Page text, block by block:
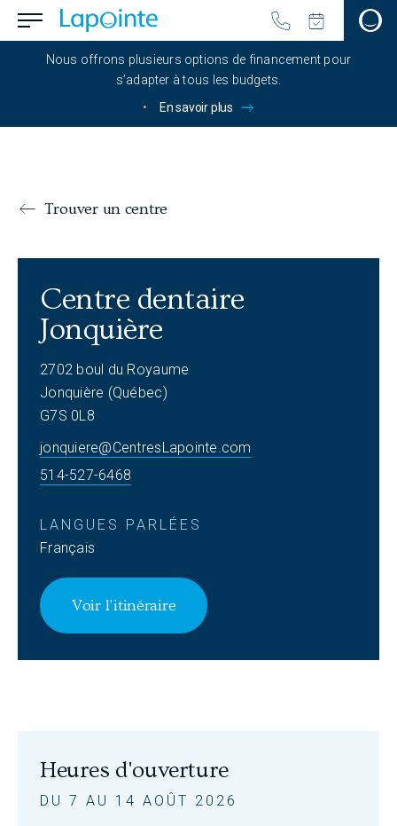
Passer au contenu principal
Aller à la page d'accueil
menu.button_open
Nous offrons plusieurs options de financement pour
s’adapter à tous les budgets.
•
En savoir plus
Centre dentaire Jonquière
Trouver un centre
Informations
Centre dentaire
Jonquière
2702 boul du Royaume
Jonquière (Québec)
G7S 0L8
jonquiere@CentresLapointe.com
514-527-6468
LANGUES PARLÉES
Français
Voir l'itinéraire
Heures d'ouverture
DU 7 AU 14 AOÛT 2026